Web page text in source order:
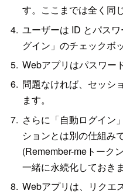
す。ここまでは全く同
ユーザーは ID とパス
グイン」のチェックボ
Webアプリはパスワー
問題なければ、セッシ
ます。
さらに「自動ログイン
ションとは別の仕組み
(Remember-meトーク
一緒に永続化しておき
Webアプリは、リクエ